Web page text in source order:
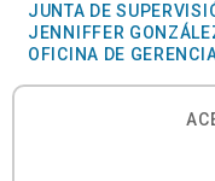
JUNTA DE
JENNIFFER
OFICINA DE